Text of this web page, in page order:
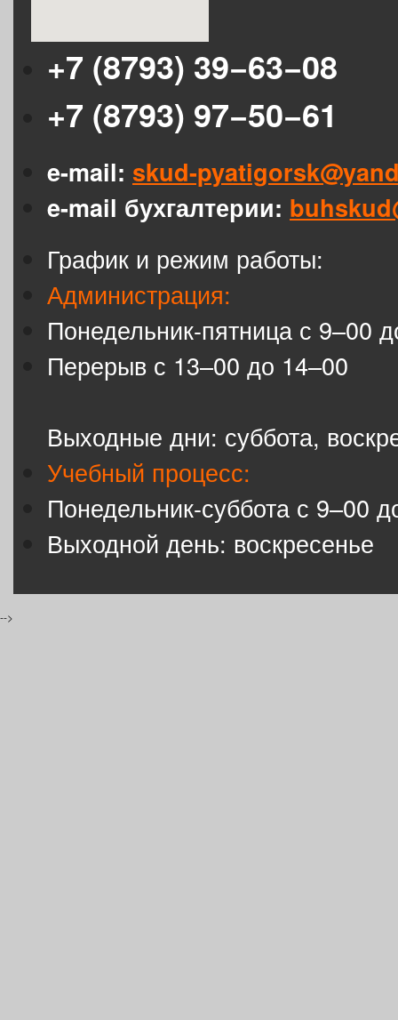
+7 (8793) 39−63−08
+7 (8793) 97−50−61
e-mail: skud-
e-mail бухгалтерии:
График и режим работы:
Администрация:
Понедельник-пятница с 9–00
Перерыв с 13–00 до 14–00
Выходные дни: суббота,
Учебный процесс:
Понедельник-суббота с 9–00
Выходной день: воскресенье
-->